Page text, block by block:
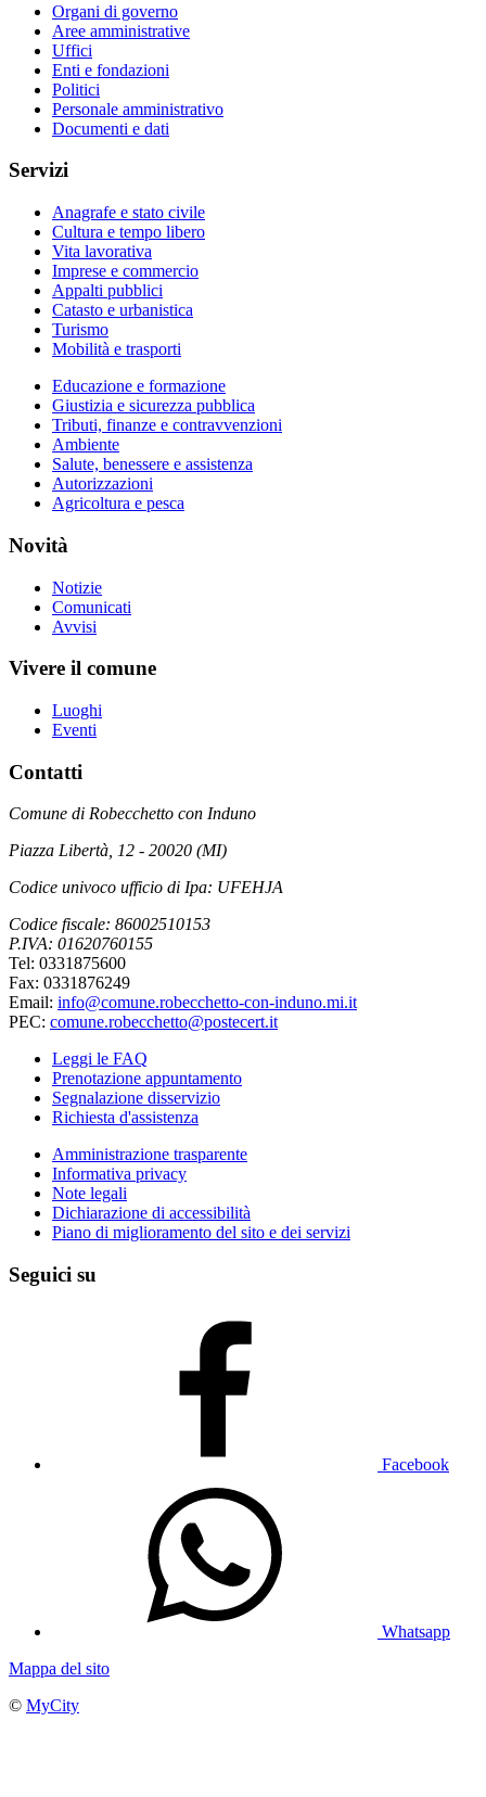
Organi di governo
Aree amministrative
Uffici
Enti e fondazioni
Politici
Personale amministrativo
Documenti e dati
Servizi
Anagrafe e stato civile
Cultura e tempo libero
Vita lavorativa
Imprese e commercio
Appalti pubblici
Catasto e urbanistica
Turismo
Mobilità e trasporti
Educazione e formazione
Giustizia e sicurezza pubblica
Tributi, finanze e contravvenzioni
Ambiente
Salute, benessere e assistenza
Autorizzazioni
Agricoltura e pesca
Novità
Notizie
Comunicati
Avvisi
Vivere il comune
Luoghi
Eventi
Contatti
Comune di Robecchetto con Induno
Piazza Libertà, 12 - 20020 (MI)
Codice univoco ufficio di Ipa: UFEHJA
Codice fiscale: 86002510153
P.IVA: 01620760155
Tel: 0331875600
Fax: 0331876249
Email: info@comune.robecchetto-con-induno.mi.it
PEC: comune.robecchetto@postecert.it
Leggi le FAQ
Prenotazione appuntamento
Segnalazione disservizio
Richiesta d'assistenza
Amministrazione trasparente
Informativa privacy
Note legali
Dichiarazione di accessibilità
Piano di miglioramento del sito e dei servizi
Seguici su
Facebook
Whatsapp
Mappa del sito
© MyCity